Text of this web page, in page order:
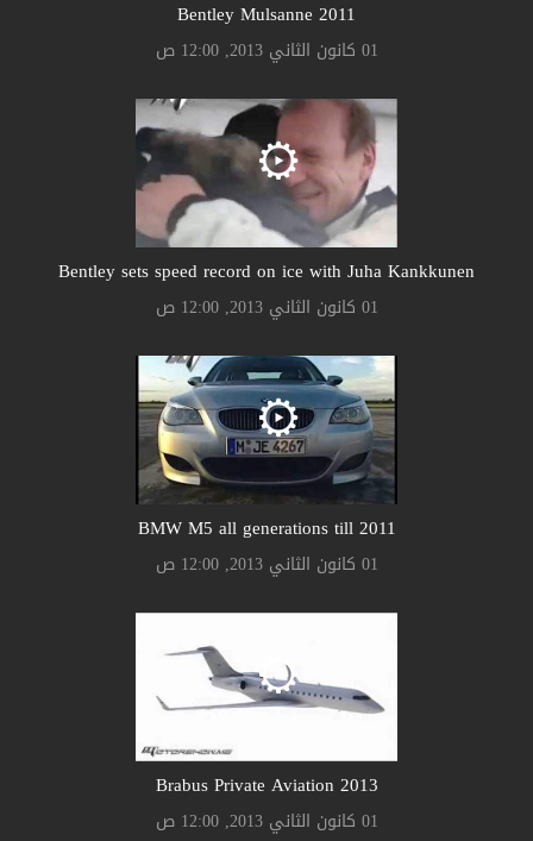
Bentley Mulsanne 2011
01 كانون الثاني 2013, 12:00 ص
Bentley sets speed record on ice with Juha Kankkunen
01 كانون الثاني 2013, 12:00 ص
BMW M5 all generations till 2011
01 كانون الثاني 2013, 12:00 ص
Brabus Private Aviation 2013
01 كانون الثاني 2013, 12:00 ص